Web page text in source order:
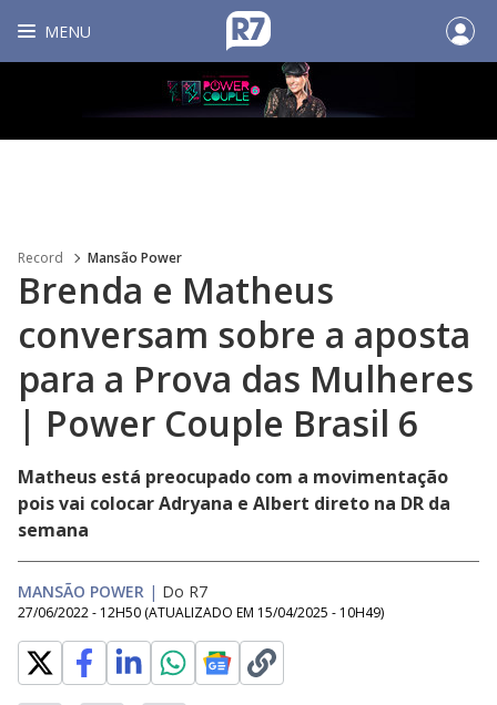
MENU
Record Mansão Power
Brenda e Matheus
conversam sobre a aposta
para a Prova das Mulheres
| Power Couple Brasil 6
Matheus está preocupado com a movimentação
pois vai colocar Adryana e Albert direto na DR da
semana
MANSÃO POWER | Do R7
27/06/2022 - 12H50 (ATUALIZADO EM 15/04/2025 - 10H49)